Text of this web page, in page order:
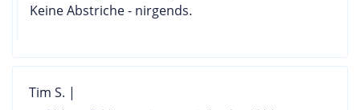
Keine Abstriche - nirgends.
Tim S. |